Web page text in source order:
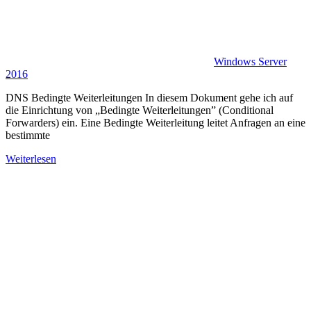
Windows Server
2016
DNS Bedingte Weiterleitungen In diesem Dokument gehe ich auf
die Einrichtung von „Bedingte Weiterleitungen” (Conditional
Forwarders) ein. Eine Bedingte Weiterleitung leitet Anfragen an eine
bestimmte
Weiterlesen